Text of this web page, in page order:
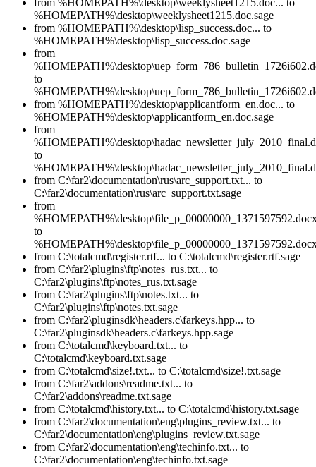
from %HOMEPATH%\desktop\weeklysheet1215.doc... to
%HOMEPATH%\desktop\weeklysheet1215.doc.sage
from %HOMEPATH%\desktop\lisp_success.doc... to
%HOMEPATH%\desktop\lisp_success.doc.sage
from
to
from %HOMEPATH%\desktop\applicantform_en.doc... to
%HOMEPATH%\desktop\applicantform_en.doc.sage
from
to
from C:\far2\documentation\rus\arc_support.txt... to
C:\far2\documentation\rus\arc_support.txt.sage
from
to
from C:\totalcmd\register.rtf... to C:\totalcmd\register.rtf.sage
from C:\far2\plugins\ftp\notes_rus.txt... to
C:\far2\plugins\ftp\notes_rus.txt.sage
from C:\far2\plugins\ftp\notes.txt... to
C:\far2\plugins\ftp\notes.txt.sage
from C:\far2\pluginsdk\headers.c\farkeys.hpp... to
C:\far2\pluginsdk\headers.c\farkeys.hpp.sage
from C:\totalcmd\keyboard.txt... to
C:\totalcmd\keyboard.txt.sage
from C:\totalcmd\size!.txt... to C:\totalcmd\size!.txt.sage
from C:\far2\addons\readme.txt... to
C:\far2\addons\readme.txt.sage
from C:\totalcmd\history.txt... to C:\totalcmd\history.txt.sage
from C:\far2\documentation\eng\plugins_review.txt... to
C:\far2\documentation\eng\plugins_review.txt.sage
from C:\far2\documentation\eng\techinfo.txt... to
C:\far2\documentation\eng\techinfo.txt.sage